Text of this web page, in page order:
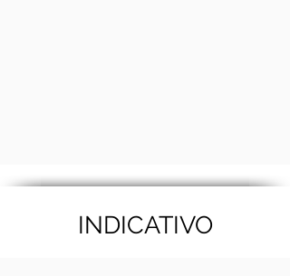
INDICATIVO